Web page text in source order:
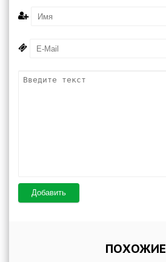
Добавить
ПОХОЖИЕ